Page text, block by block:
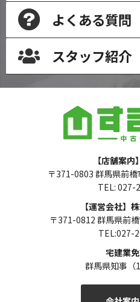
よくある質問
スタッフ紹介
【店舗案
〒371-0803 群馬県前
TEL: 027-
【運営会社】
〒371-0812 群馬県前
TEL:027-
宅建業
群馬県知事（